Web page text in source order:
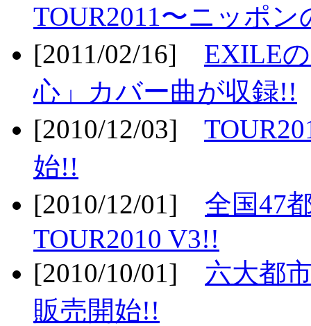
TOUR2011〜ニッポ
[2011/02/16] EXILE
心」カバー曲が収録!!
[2010/12/03]
始!!
[2010/12/01] 全国47
TOUR2010 V3!!
[2010/10/01] 六大都
販売開始!!